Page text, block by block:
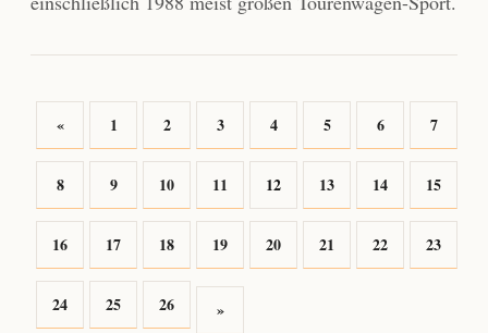
« 1 2 3 4 5 6 7
8 9 10 11 12 13 14 15
16 17 18 19 20 21 22 23
24 25 26 »